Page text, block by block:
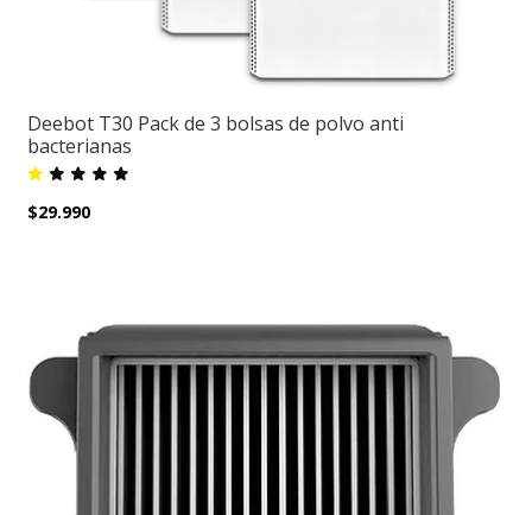
Deebot T30 Pack de 3 bolsas de polvo anti
bacterianas
$29.990